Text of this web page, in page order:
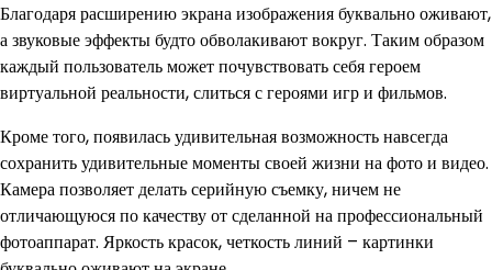
Благодаря расширению экрана изображения буквально оживают,
а звуковые эффекты будто обволакивают вокруг. Таким образом
каждый пользователь может почувствовать себя героем
виртуальной реальности, слиться с героями игр и фильмов.
Кроме того, появилась удивительная возможность навсегда
сохранить удивительные моменты своей жизни на фото и видео.
Камера позволяет делать серийную съемку, ничем не
отличающуюся по качеству от сделанной на профессиональный
фотоаппарат. Яркость красок, четкость линий – картинки